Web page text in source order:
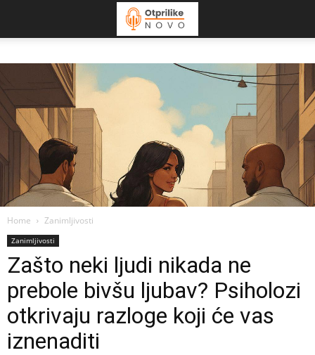
Home Zanimljivosti
Zanimljivosti
Zašto neki ljudi nikada ne
prebole bivšu ljubav? Psiholozi
otkrivaju razloge koji će vas
iznenaditi